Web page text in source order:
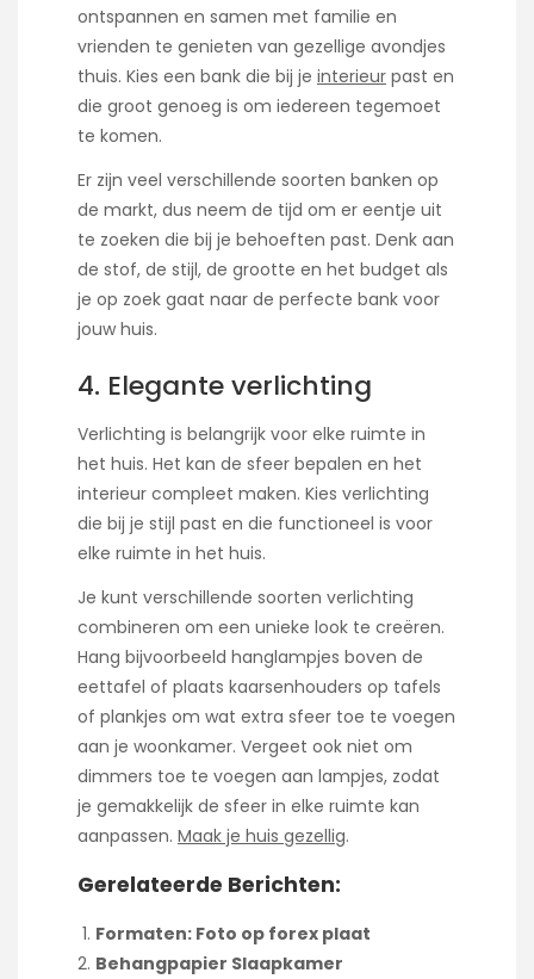
ontspannen en samen met familie en
vrienden te genieten van gezellige avondjes
thuis. Kies een bank die bij je interieur past en
die groot genoeg is om iedereen tegemoet
te komen.
Er zijn veel verschillende soorten banken op
de markt, dus neem de tijd om er eentje uit
te zoeken die bij je behoeften past. Denk aan
de stof, de stijl, de grootte en het budget als
je op zoek gaat naar de perfecte bank voor
jouw huis.
4. Elegante verlichting
Verlichting is belangrijk voor elke ruimte in
het huis. Het kan de sfeer bepalen en het
interieur compleet maken. Kies verlichting
die bij je stijl past en die functioneel is voor
elke ruimte in het huis.
Je kunt verschillende soorten verlichting
combineren om een unieke look te creëren.
Hang bijvoorbeeld hanglampjes boven de
eettafel of plaats kaarsenhouders op tafels
of plankjes om wat extra sfeer toe te voegen
aan je woonkamer. Vergeet ook niet om
dimmers toe te voegen aan lampjes, zodat
je gemakkelijk de sfeer in elke ruimte kan
aanpassen. Maak je huis gezellig.
Gerelateerde Berichten:
Formaten: Foto op forex plaat
Behangpapier Slaapkamer